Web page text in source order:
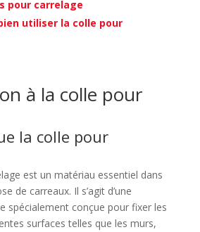
pour carrelage
utiliser la colle pour
à la colle pour
la colle pour
est un matériau essentiel dans
de carreaux. Il s’agit d’une
spécialement conçue pour fixer les
surfaces telles que les murs,